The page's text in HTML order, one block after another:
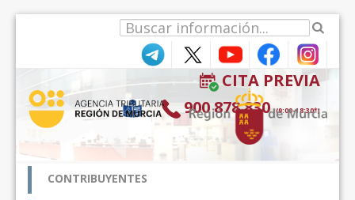
CITA PREVIA
900 878 830 (9:00-18:30*)
CONTRIBUYENTES